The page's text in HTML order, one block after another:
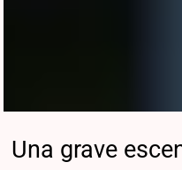
Una grave